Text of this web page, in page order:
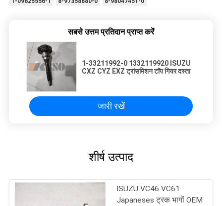
सबसे उत्तम प्रतिदान प्राप्त करें
1-33211992-0 1332119920 ISUZU
CXZ CYZ EXZ ट्रांसमिशन टॉप गियर दस्ता
जारी रखें
शीर्ष उत्पाद
ISUZU VC46 VC61
Japaneses ट्रक भागों OEM